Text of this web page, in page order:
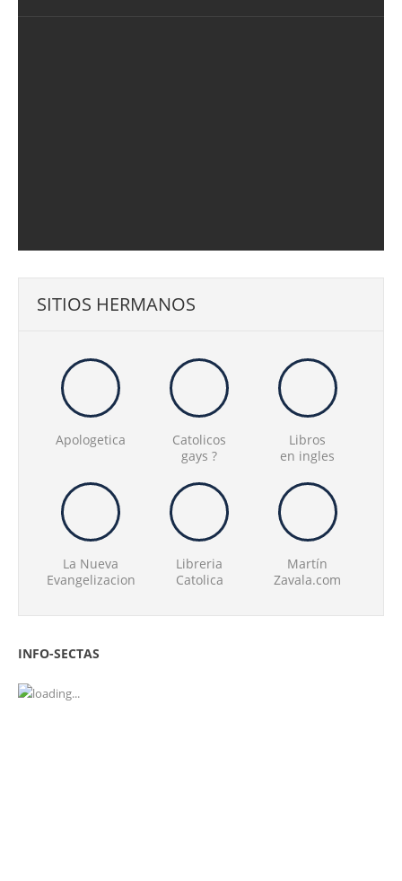
SITIOS HERMANOS
Apologetica
Catolicos
gays ?
Libros
en ingles
La Nueva
Evangelizacion
Libreria
Catolica
Martín
Zavala.com
INFO-SECTAS